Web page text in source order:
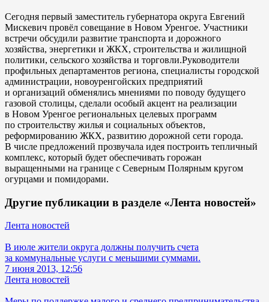
Сегодня первый заместитель губернатора округа Евгений
Мискевич провёл совещание в Новом Уренгое. Участники
встречи обсудили развитие транспорта и дорожного
хозяйства, энергетики и ЖКХ, строительства и жилищной
политики, сельского хозяйства и торговли.Руководители
профильных департаментов региона, специалисты городской
администрации, новоуренгойских предприятий
и организаций обменялись мнениями по поводу будущего
газовой столицы, сделали особый акцент на реализации
в Новом Уренгое региональных целевых программ
по строительству жилья и социальных объектов,
реформированию ЖКХ, развитию дорожной сети города.
В числе предложений прозвучала идея построить тепличный
комплекс, который будет обеспечивать горожан
выращенными на границе с Северным Полярным кругом
огурцами и помидорами.
Другие публикации в разделе «Лента новостей»
Лента новостей
В июле жители округа должны получить счета
за коммунальные услуги с меньшими суммами.
7 июня 2013, 12:56
Лента новостей